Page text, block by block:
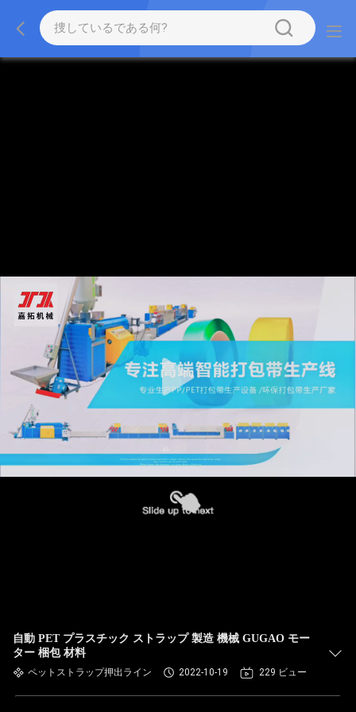
自動 PET プラスチック ストラップ 製造 機械 GUGAO モー
ター 梱包 材料
ペットストラップ押出ライン 2022-10-19 229 ビュー